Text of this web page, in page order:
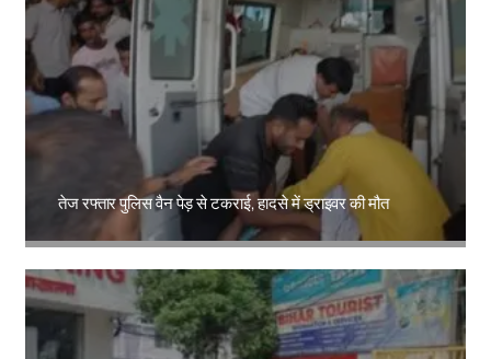
तेज रफ्तार पुलिस वैन पेड़ से टकराई, हादसे में ड्राइवर की मौत